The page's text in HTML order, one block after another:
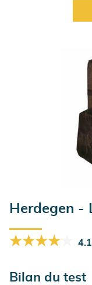
Herdegen -
★★★★★
★★★★★
Bilan du test